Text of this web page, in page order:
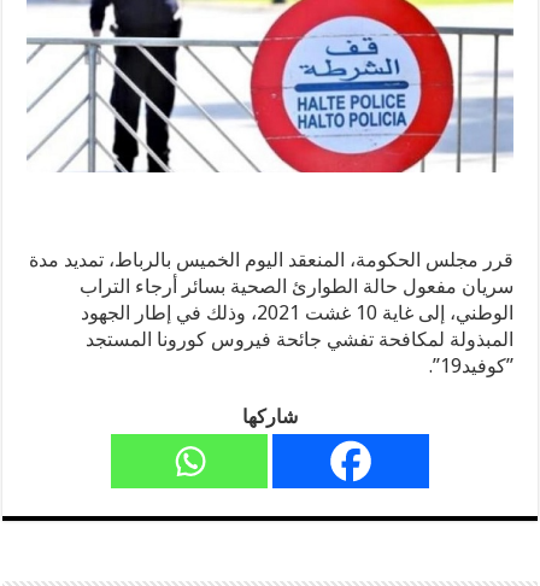
قرر مجلس الحكومة، المنعقد اليوم الخميس بالرباط، تمديد مدة
سريان مفعول حالة الطوارئ الصحية بسائر أرجاء التراب
الوطني، إلى غاية 10 غشت 2021، وذلك في إطار الجهود
المبذولة لمكافحة تفشي جائحة فيروس كورونا المستجد
”كوفيد19”.
شاركها